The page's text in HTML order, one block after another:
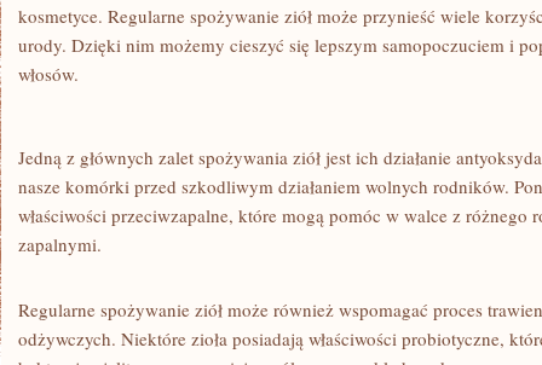
kosmetyce. Regularne spożywanie ziół może przynieść wiele
urody. ⁣Dzięki nim możemy cieszyć⁤ się lepszym samopoczuciem i
włosów.
Jedną z głównych‌ zalet spożywania ziół jest ich działanie
nasze komórki przed szkodliwym działaniem wolnych rodników.
właściwości⁣ przeciwzapalne, ‌które mogą pomóc w walce z różnego
zapalnymi.
Regularne spożywanie ziół może również wspomagać proces
odżywczych.‌ Niektóre zioła ​posiadają właściwości probiotyczne,